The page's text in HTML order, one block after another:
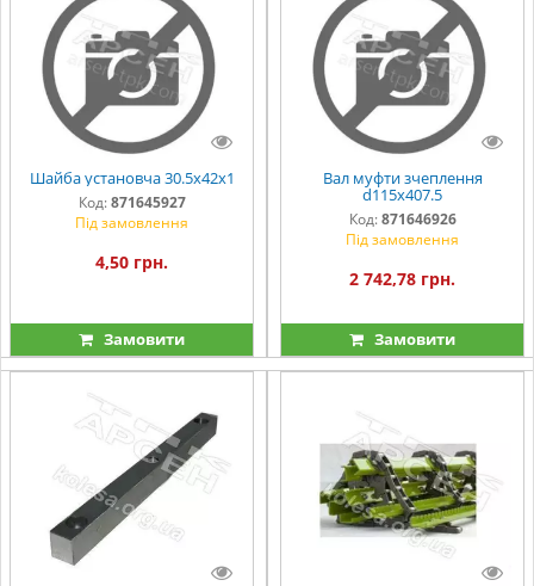
Шайба установча 30.5х42х1
Код: 871645927
Під замовлення
4,50 грн.
Замовити
Вал муфти зчеплення
d115х407.5
Код: 871646926
Під замовлення
2 742,78 грн.
Замовити